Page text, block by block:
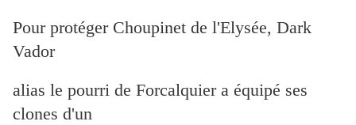
Pour protéger Choupinet de l'Elysée, Dark
Vador
alias le pourri de Forcalquier a équipé ses
clones d'un